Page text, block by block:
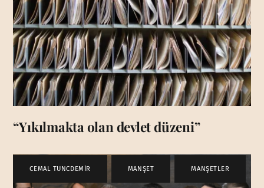
“Yıkılmakta olan devlet düzeni”
CEMAL TUNCDEMİR MANŞET MANŞETLER